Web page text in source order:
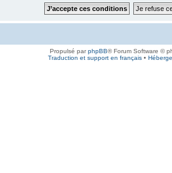
Propulsé parphpBB® Forum Software ©
Traduction et support en français•